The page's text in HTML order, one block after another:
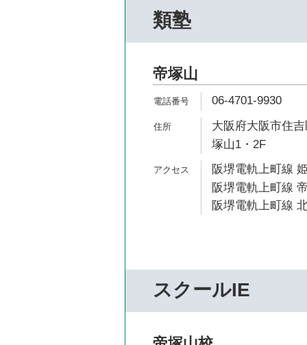
類塾
帝塚山
06-4701-9930
大阪府大阪市住
塚山1・2F
阪堺電軌上町線
阪堺電軌上町線
阪堺電軌上町線
スクールIE